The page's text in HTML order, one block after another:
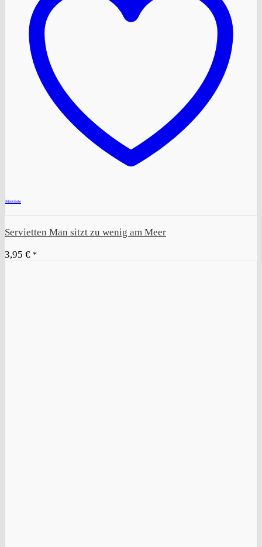
Merkliste
Servietten Man sitzt zu wenig am Meer
3,95 € *